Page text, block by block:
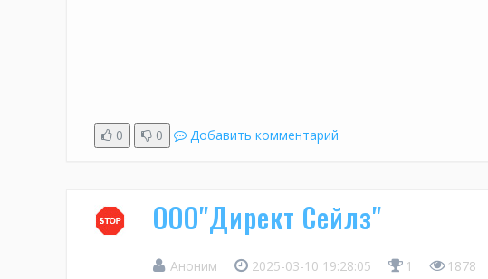
0
0 Добавить комментарий
ООО"Директ Сейлз"
Аноним 2025-03-10 19:28:05 1 1878